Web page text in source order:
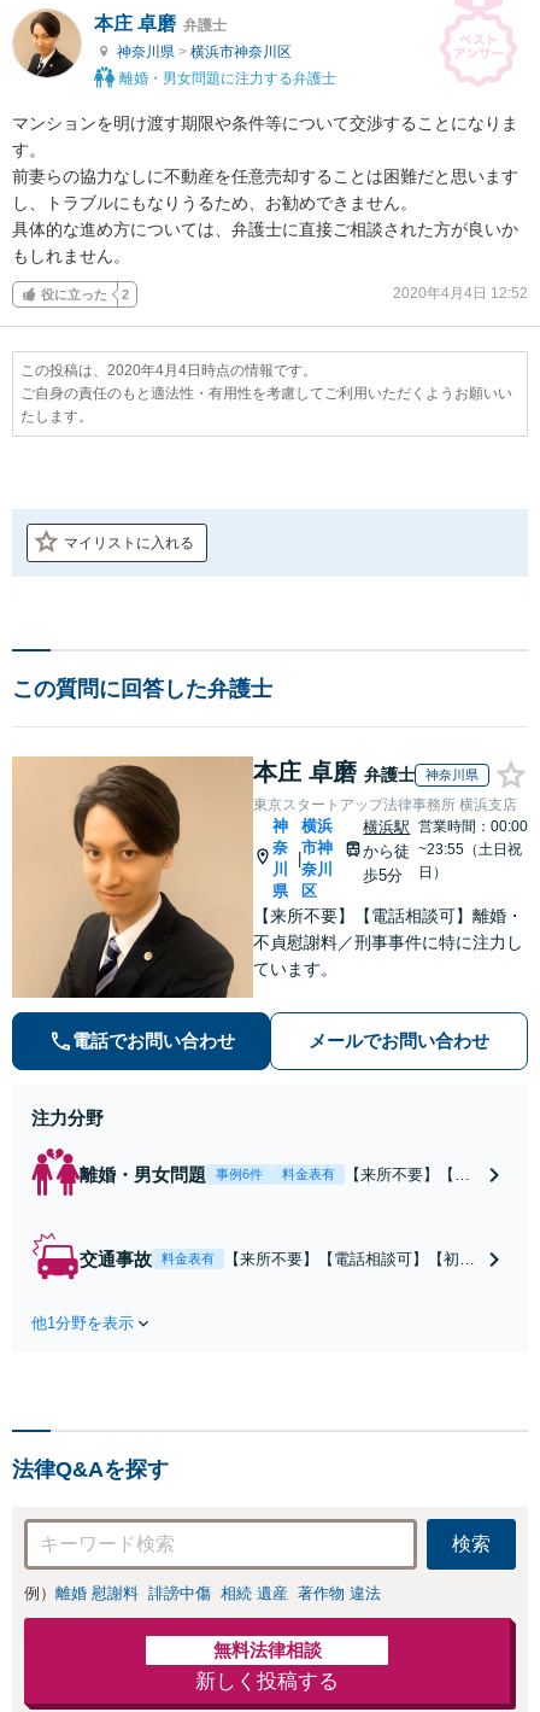
本庄 卓磨 弁護士
神奈川県 > 横浜市神奈川区
離婚・男女問題に注力する弁護士
マンションを明け渡す期限や条件等について交渉することになりま
す。
前妻らの協力なしに不動産を任意売却することは困難だと思います
し、トラブルにもなりうるため、お勧めできません。
具体的な進め方については、弁護士に直接ご相談された方が良いか
もしれません。
役に立った 2 2020年4月4日 12:52
この投稿は、2020年4月4日時点の情報です。
ご自身の責任のもと適法性・有用性を考慮してご利用いただくようお願いい
たします。
マイリストに入れる
この質問に回答した弁護士
本庄 卓磨 弁護士 神奈川県
東京スタートアップ法律事務所 横浜支店
神
奈
川
県
横浜
市神
奈川
区
横浜駅
から徒
歩5分
営業時間：00:00
~23:55（土日祝
日）
【来所不要】【電話相談可】離婚・
不貞慰謝料／刑事事件に特に注力し
ています。
電話でお問い合わせ メールでお問い合わせ
注力分野
離婚・男女問題 事例6件 料金表有
【来所不要】【電
争点を整理し、見
交通事故 料金表有
【来所不要】【電話相談可】【初回
他1分野を表示
法律Q&Aを探す
検索
例） 離婚 慰謝料 誹謗中傷 相続 遺産 著作物 違法
無料法律相談
新しく投稿する